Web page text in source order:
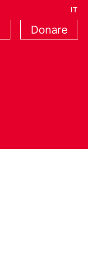
IT
Donare